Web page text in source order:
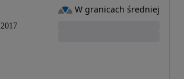
2017
W granicach średniej